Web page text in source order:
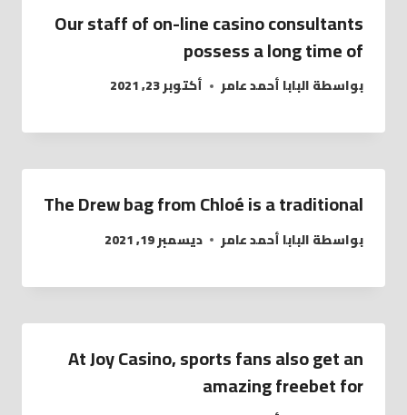
Our staff of on-line casino consultants
possess a long time of
بواسطةالبابا أحمد عامر أكتوبر 23, 2021
The Drew bag from Chloé is a traditional
بواسطةالبابا أحمد عامر ديسمبر 19, 2021
At Joy Casino, sports fans also get an
amazing freebet for